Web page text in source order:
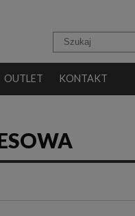
OUTLET KONTAKT